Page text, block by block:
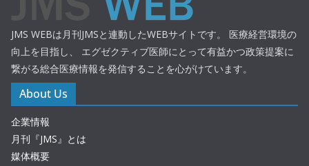
JMS WEBは月刊JMSと連動したWEBサイトです。 医療経営環境の
向上を目指し、 エグゼクティブ医師にとって有益かつ政策提案に
繋がる総合医療情報を発信することを心がけています。
About Us
企業情報
月刊『JMS』とは
媒体概要